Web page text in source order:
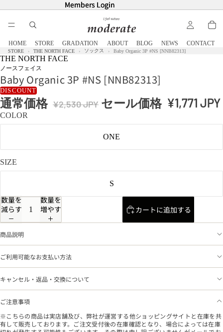
Members Login
Members Login
HOME STORE GRADATION ABOUT BLOG NEWS CONTACT
STORE THE NORTH FACE ソックス Baby Organic 3P #NS [NNB82313]
THE NORTH FACE
ノースフェイス
Baby Organic 3P #NS [NNB82313]
DISCOUNT
通常価格 ¥2,530 JPY セール価格 ¥1,771 JPY
COLOR
ONE
SIZE
S
数量を
減らす
数量を
増やす
カートに追加する
商品説明
ご利用可能なお支払い方法
キャンセル・返品・交換について
ご注意事項
※こちらの商品は実店舗及び、弊社が運営する他ショッピングサイトと在庫を共
有して販売しております。ご注文受付後の在庫確認となり、場合によっては在庫